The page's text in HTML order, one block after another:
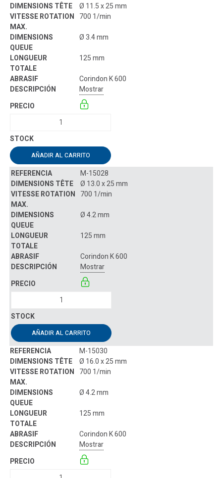
Ø 11.5 x 25 mm
700 1/min
Ø 3.4 mm
125 mm
Corindon K 600
Mostrar
AÑADIR AL CARRITO
M-15028
Ø 13.0 x 25 mm
700 1/min
Ø 4.2 mm
125 mm
Corindon K 600
Mostrar
AÑADIR AL CARRITO
M-15030
Ø 16.0 x 25 mm
700 1/min
Ø 4.2 mm
125 mm
Corindon K 600
Mostrar